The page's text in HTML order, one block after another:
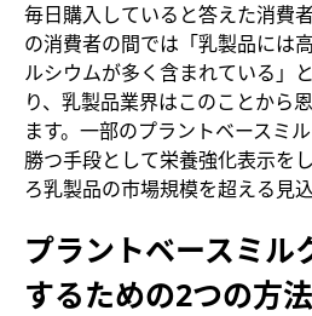
毎日購入していると答えた消費
の消費者の間では「乳製品には
ルシウムが多く含まれている」
り、乳製品業界はこのことから
ます。一部のプラントベースミ
勝つ手段として栄養強化表示を
ろ乳製品の市場規模を超える見
プラントベースミル
するための2つの方法